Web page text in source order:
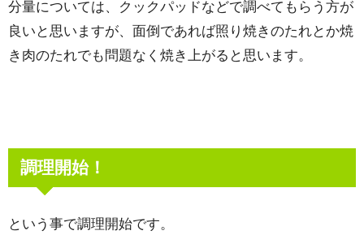
分量については、クックパッドなどで調べてもらう方が
良いと思いますが、面倒であれば照り焼きのたれとか焼
き肉のたれでも問題なく焼き上がると思います。
調理開始！
という事で調理開始です。